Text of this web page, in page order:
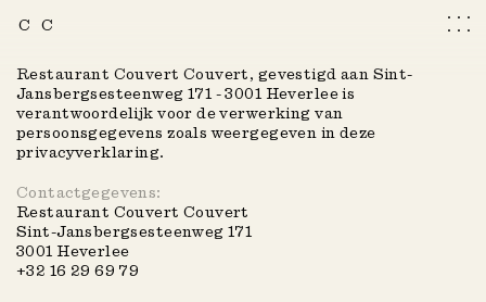
C C
Restaurant Couvert Couvert, gevestigd aan Sint-
Jansbergsesteenweg 171 - 3001 Heverlee is
verantwoordelijk voor de verwerking van
persoonsgegevens zoals weergegeven in deze
privacyverklaring.
Contactgegevens:
Restaurant Couvert Couvert
Sint-Jansbergsesteenweg 171
3001 Heverlee
+32 16 29 69 79
Zomer 2026